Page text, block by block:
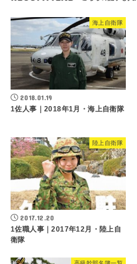
海上自衛隊
2018.01.19
1佐人事｜2018年1月・海上自衛隊
陸上自衛隊
2017.12.20
1佐職人事｜2017年12月・陸上自
衛隊